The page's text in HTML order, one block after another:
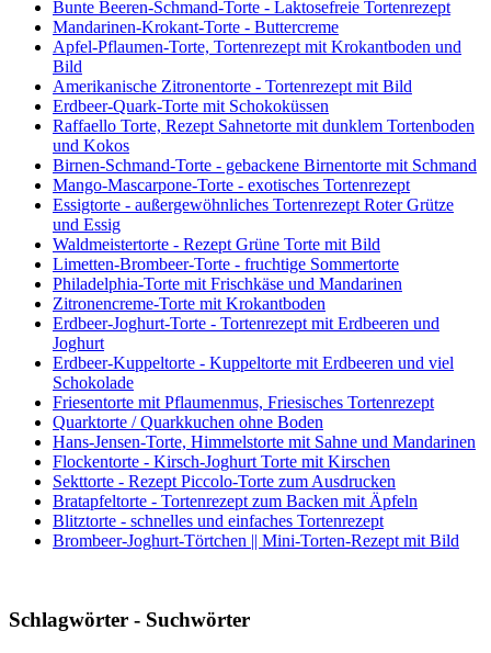
Bunte Beeren-Schmand-Torte - Laktosefreie Tortenrezept
Mandarinen-Krokant-Torte - Buttercreme
Apfel-Pflaumen-Torte, Tortenrezept mit Krokantboden und
Bild
Amerikanische Zitronentorte - Tortenrezept mit Bild
Erdbeer-Quark-Torte mit Schokoküssen
Raffaello Torte, Rezept Sahnetorte mit dunklem Tortenboden
und Kokos
Birnen-Schmand-Torte - gebackene Birnentorte mit Schmand
Mango-Mascarpone-Torte - exotisches Tortenrezept
Essigtorte - außergewöhnliches Tortenrezept Roter Grütze
und Essig
Waldmeistertorte - Rezept Grüne Torte mit Bild
Limetten-Brombeer-Torte - fruchtige Sommertorte
Philadelphia-Torte mit Frischkäse und Mandarinen
Zitronencreme-Torte mit Krokantboden
Erdbeer-Joghurt-Torte - Tortenrezept mit Erdbeeren und
Joghurt
Erdbeer-Kuppeltorte - Kuppeltorte mit Erdbeeren und viel
Schokolade
Friesentorte mit Pflaumenmus, Friesisches Tortenrezept
Quarktorte / Quarkkuchen ohne Boden
Hans-Jensen-Torte, Himmelstorte mit Sahne und Mandarinen
Flockentorte - Kirsch-Joghurt Torte mit Kirschen
Sekttorte - Rezept Piccolo-Torte zum Ausdrucken
Bratapfeltorte - Tortenrezept zum Backen mit Äpfeln
Blitztorte - schnelles und einfaches Tortenrezept
Brombeer-Joghurt-Törtchen || Mini-Torten-Rezept mit Bild
Schlagwörter - Suchwörter